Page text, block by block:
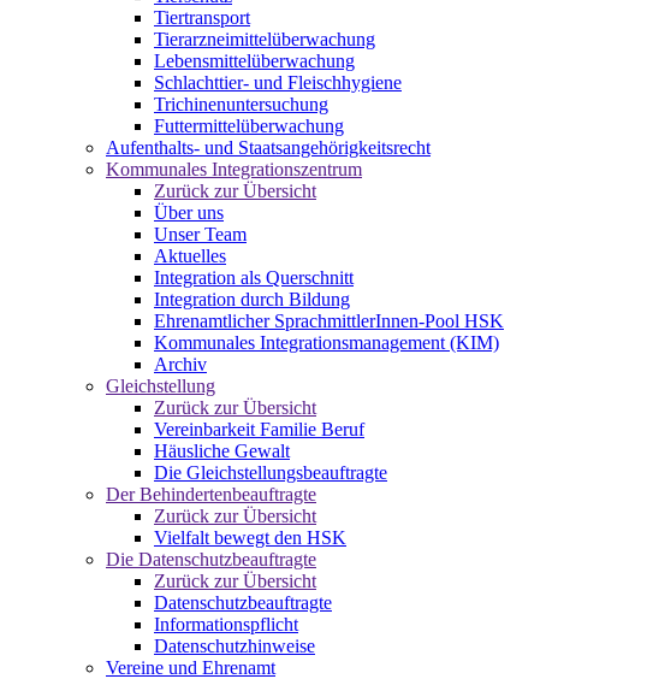
Tiertransport
Tierarzneimittelüberwachung
Lebensmittelüberwachung
Schlachttier- und Fleischhygiene
Trichinenuntersuchung
Futtermittelüberwachung
Aufenthalts- und Staatsangehörigkeitsrecht
Kommunales Integrationszentrum
Zurück zur Übersicht
Über uns
Unser Team
Aktuelles
Integration als Querschnitt
Integration durch Bildung
Ehrenamtlicher SprachmittlerInnen-Pool HSK
Kommunales Integrationsmanagement (KIM)
Archiv
Gleichstellung
Zurück zur Übersicht
Vereinbarkeit Familie Beruf
Häusliche Gewalt
Die Gleichstellungsbeauftragte
Der Behindertenbeauftragte
Zurück zur Übersicht
Vielfalt bewegt den HSK
Die Datenschutzbeauftragte
Zurück zur Übersicht
Datenschutzbeauftragte
Informationspflicht
Datenschutzhinweise
Vereine und Ehrenamt